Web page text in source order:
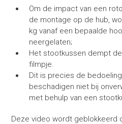
Om de impact van een
de montage op de hub,
kg vanaf een bepaalde
neergelaten;
Het stootkussen dempt
filmpje.
Dit is precies de
beschadigen niet bij
met behulp van een
Deze video wordt geblokkeerd